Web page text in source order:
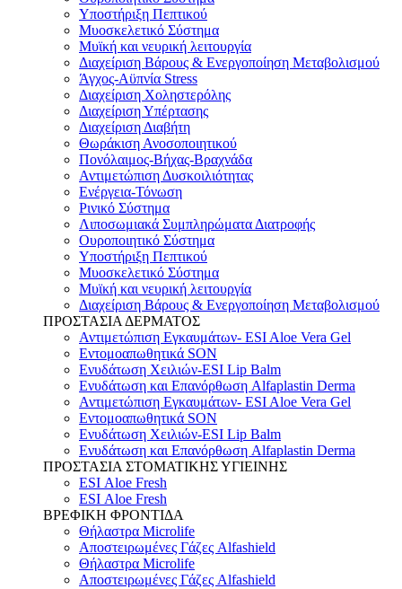
Υποστήριξη Πεπτικού
Μυοσκελετικό Σύστημα
Μυϊκή και νευρική λειτουργία
Διαχείριση Βάρους & Ενεργοποίηση Μεταβολισμού
Άγχος-Αϋπνία Stress
Διαχείριση Χοληστερόλης
Διαχείριση Υπέρτασης
Διαχείριση Διαβήτη
Θωράκιση Ανοσοποιητικού
Πονόλαιμος-Βήχας-Βραχνάδα
Αντιμετώπιση Δυσκοιλιότητας
Eνέργεια-Τόνωση
Ρινικό Σύστημα
Λιποσωμιακά Συμπληρώματα Διατροφής
Ουροποιητικό Σύστημα
Υποστήριξη Πεπτικού
Μυοσκελετικό Σύστημα
Μυϊκή και νευρική λειτουργία
Διαχείριση Βάρους & Ενεργοποίηση Μεταβολισμού
ΠΡΟΣΤΑΣΙΑ ΔΕΡΜΑΤΟΣ
Αντιμετώπιση Εγκαυμάτων- ESI Aloe Vera Gel
Εντομοαπωθητικά SON
Ενυδάτωση Χειλιών-ESI Lip Balm
Ενυδάτωση και Επανόρθωση Alfaplastin Derma
Αντιμετώπιση Εγκαυμάτων- ESI Aloe Vera Gel
Εντομοαπωθητικά SON
Ενυδάτωση Χειλιών-ESI Lip Balm
Ενυδάτωση και Επανόρθωση Alfaplastin Derma
ΠΡΟΣΤΑΣΙΑ ΣΤΟΜΑΤΙΚΗΣ ΥΓΙΕΙΝΗΣ
ESI Αloe Fresh
ESI Αloe Fresh
ΒΡΕΦΙΚΗ ΦΡΟΝΤΙΔΑ
Θήλαστρα Microlife
Αποστειρωμένες Γάζες Alfashield
Θήλαστρα Microlife
Αποστειρωμένες Γάζες Alfashield